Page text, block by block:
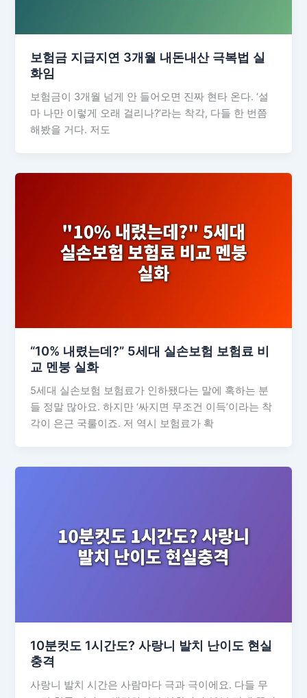
보험금 지급지연 3개월 내돈내산 극복법 실
화임
보험금이 3개월 넘게 안 들어오면 진짜 현타 온다. ‘설
마 나만 이렇게 오래 걸리나?’라는 착각, 다들 한 번쯤
해봤을 거다. 저도
“10% 내렸는데?” 5세대 실손보험 보험료 비
교 멘붕 실화
5세대 실손보험 보험료가 인하됐다는 말에 혹하는 분
들 정말 많아요. 하지만 ‘싸지면 무조건 이득’이라는 착
각이 은근 국룰이죠. 저 역시 보험료가 확
10분컷도 1시간도? 사랑니 발치 난이도 현실
충격
사랑니 발치 시간은 사람마다 극과 극이에요. 다들 무